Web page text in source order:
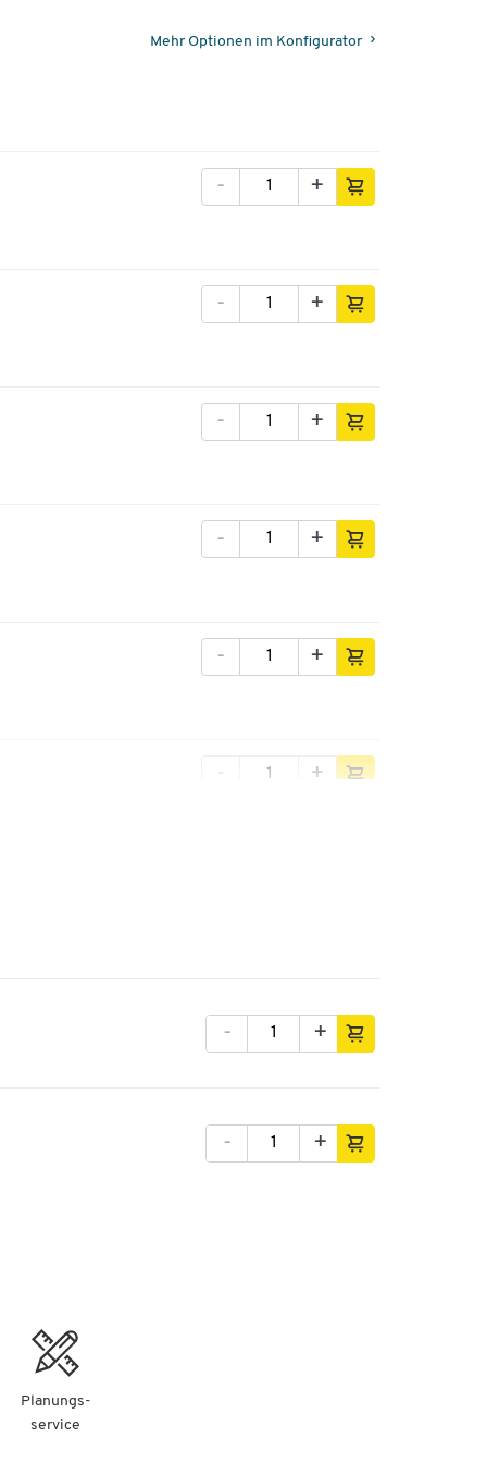
Mehr Optionen im Konfigurator
+
-
+
-
+
-
+
-
+
-
+
+
-
- +
- +
Planungs-
service